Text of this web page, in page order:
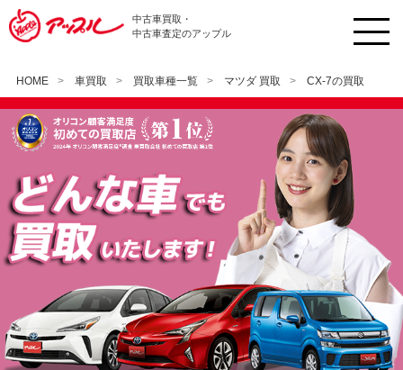
中古車買取・
中古車査定のアップル
HOME 車買取 買取車種一覧 マツダ 買取 CX-7の買取